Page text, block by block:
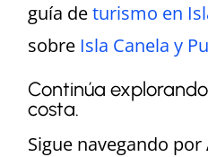
guía deturismo en
sobre Isla Canela y
Continúa
costa.
Sigue navegando por